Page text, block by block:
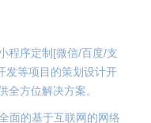
程序定制[微信/百度/支
发等项目的策划设计开
全方位解决方案。
面的基于互联网的网络